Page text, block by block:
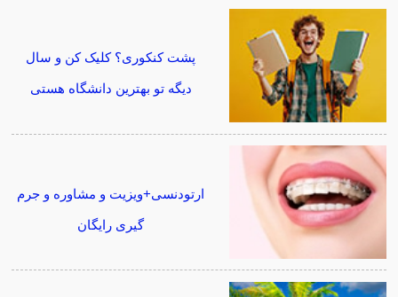
پشت کنکوری؟ کلیک کن و سال
دیگه تو بهترین دانشگاه هستی
ارتودنسی+ویزیت و مشاوره و جرم
گیری رایگان